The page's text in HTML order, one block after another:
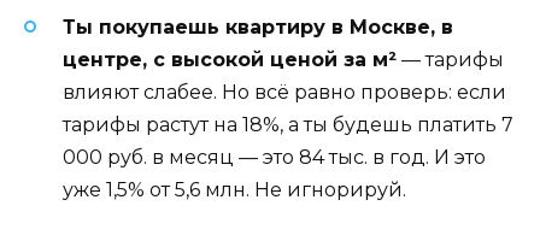
Ты покупаешь квартиру в Москве, в
центре, с высокой ценой за м² — тарифы
влияют слабее. Но всё равно проверь: если
тарифы растут на 18%, а ты будешь платить 7
000 руб. в месяц — это 84 тыс. в год. И это
уже 1,5% от 5,6 млн. Не игнорируй.